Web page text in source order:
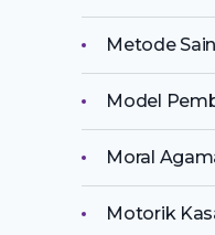
Metode
Model
Moral
Motorik